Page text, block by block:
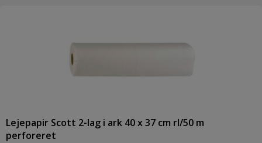
Lejepapir Scott 2-lag i ark 40 x 37 cm rl/50 m
perforeret